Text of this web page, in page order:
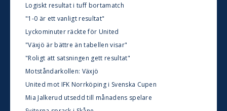
Logiskt resultat i tuff bortamatch
"1-0 är ett vanligt resultat"
Lyckominuter räckte för United
"Växjö är bättre än tabellen visar"
"Roligt att satsningen gett resultat"
Motståndarkollen: Växjö
United mot IFK Norrköping i Svenska Cupen
Mia Jalkerud utsedd till månadens spelare